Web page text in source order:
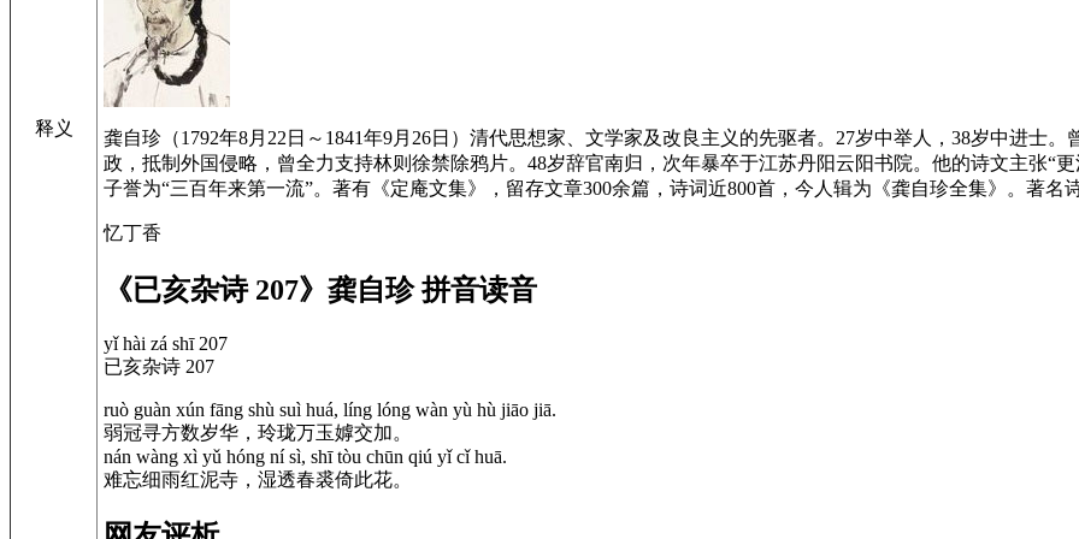
释义
龚自珍（1792年8月22日～1841年9月26日）清代思想家、文学家及改良主义的先驱者。27岁中举人，38岁中进士
政，抵制外国侵略，曾全力支持林则徐禁除鸦片。48岁辞官南归，次年暴卒于江苏丹阳云阳书院。他的诗文主张“
子誉为“三百年来第一流”。著有《定庵文集》，留存文章300余篇，诗词近800首，今人辑为《龚自珍全集》。著名
忆丁香
《已亥杂诗 207》龚自珍 拼音读音
yǐ hài zá shī 207
已亥杂诗 207
ruò guàn xún fāng shù suì huá, líng lóng wàn yù hù jiāo jiā.
弱冠寻方数岁华，玲珑万玉嫭交加。
nán wàng xì yǔ hóng ní sì, shī tòu chūn qiú yǐ cǐ huā.
难忘细雨红泥寺，湿透春裘倚此花。